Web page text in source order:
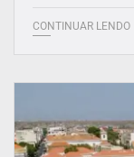
CONTINUAR LENDO